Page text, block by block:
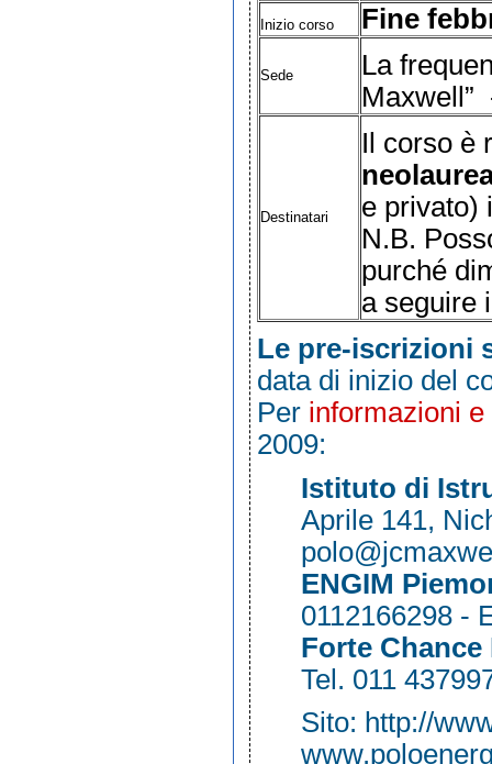
Inizio corso Fine
Sede
La
Maxwell”
Destinatari
Il corso è
e privato)
N.B.
purché
a seguire
Le pre-iscrizioni
data di inizio del
Per informazioni
2009:
Istituto di
Aprile 141,
ENGIM
0112166298 -
Forte
Tel. 011
Sito: http://